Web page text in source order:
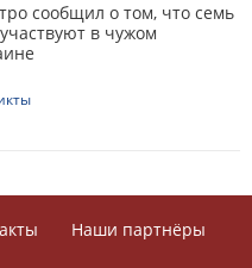
сообщил о том, что семь
в чужом
Наши партнёры